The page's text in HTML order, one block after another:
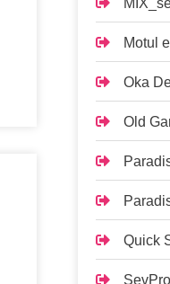
Motul
Oka
Old
Quick